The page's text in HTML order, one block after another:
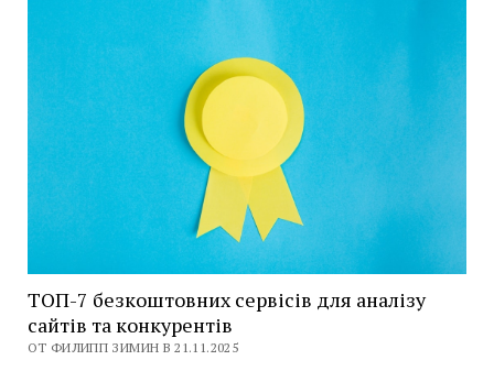
ТОП-7 безкоштовних сервісів для аналізу
сайтів та конкурентів
ОТ ФИЛИПП ЗИМИН В 21.11.2025